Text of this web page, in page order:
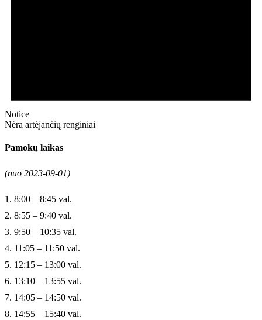
Notice
Nėra artėjančių renginiai
Pamokų laikas
(nuo 2023-09-01)
1. 8:00 – 8:45 val.
2. 8:55 – 9:40 val.
3. 9:50 – 10:35 val.
4. 11:05 – 11:50 val.
5. 12:15 – 13:00 val.
6. 13:10 – 13:55 val.
7. 14:05 – 14:50 val.
8. 14:55 – 15:40 val.